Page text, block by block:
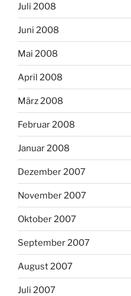
Juli 2008
Juni 2008
Mai 2008
April 2008
März 2008
Februar 2008
Januar 2008
Dezember 2007
November 2007
Oktober 2007
September 2007
August 2007
Juli 2007